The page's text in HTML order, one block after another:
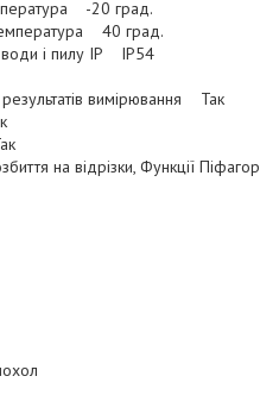
-20 град.
40 град.
води і пилу IP IP54
вимірювання Так
на відрізки, Функції